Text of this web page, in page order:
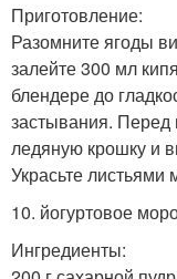
Приготовление:
Разомните ягоды
залейте 300 мл
блендере до
застывания. Перед
ледяную крошку и
Украсьте листьями
10. йогуртовое
Ингредиенты: